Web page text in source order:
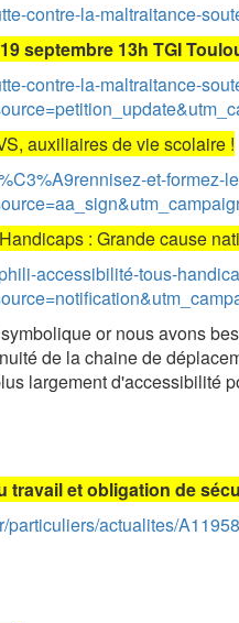
contre-la-maltraitance-
septembre 13h TGI
contre-la-maltraitance-
auxiliaires de vie scolaire !
et-
: Grande cause
accessibilité-tous-
or nous avons
de la chaine de
largement d'accessibilité
travail et obligation de
particuliers/actualites/